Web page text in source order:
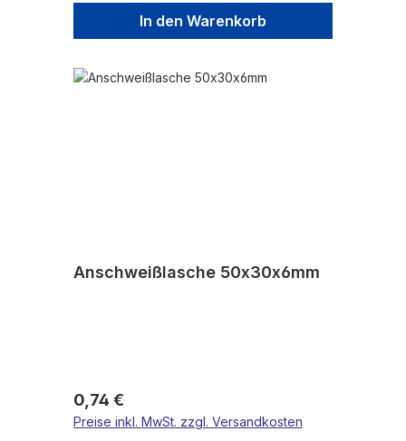
In den Warenkorb
Anschweißlasche 50x30x6mm
Regulärer Preis:
0,74 €
Preise inkl. MwSt. zzgl. Versandkosten